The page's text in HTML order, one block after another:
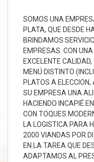
SOMOS UNA
PLATA, QUE DESDE
BRINDAMOS
EMPRESAS. CON
EXCELENTE
MENÚ DISTINTO
PLATOS A
SU EMPRESA UNA
HACIENDO INCAPIÉ
CON TOQUES
LA LOGISTICA PARA
2000 VIANDAS POR
EN LA TAREA QUE
ADAPTAMOS AL